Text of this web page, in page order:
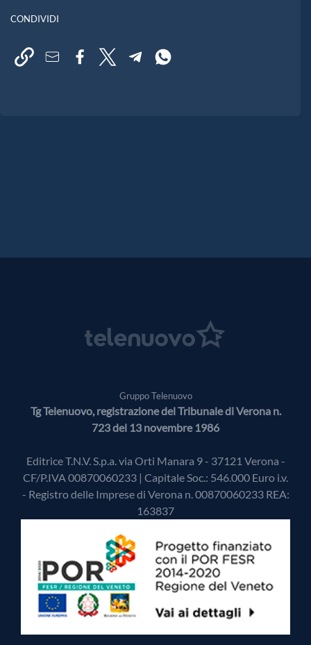
CONDIVIDI
Gruppo Telenuovo
Tg Telenuovo, registrazione del Tribunale di Verona n.
723 del 13 novembre 1986
Editrice T.N.V. S.p.a. via Orti Manara 9 - 37121 Verona -
CF/P.IVA 00870060233 | Capitale Soc.: 546.000 Euro i.v.
- Registro delle Imprese di Verona n. 00870060233 REA:
163837